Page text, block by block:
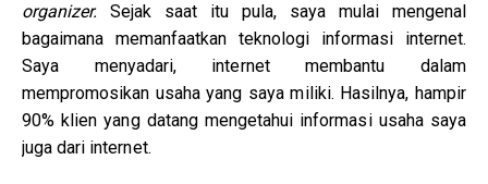
organizer. Sejak saat itu pula, saya mulai mengenal
bagaimana memanfaatkan teknologi informasi internet.
Saya menyadari, internet membantu dalam
mempromosikan usaha yang saya miliki. Hasilnya, hampir
90% klien yang datang mengetahui informasi usaha saya
juga dari internet.